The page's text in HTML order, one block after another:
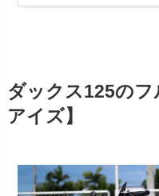
ダックス125の
アイズ】